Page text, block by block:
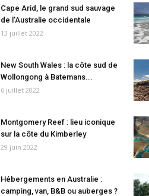
Cape Arid, le grand sud sauvage
de l’Australie occidentale
13 juillet 2022
New South Wales : la côte sud de
Wollongong à Batemans...
6 juillet 2022
Montgomery Reef : lieu iconique
sur la côte du Kimberley
29 juin 2022
Hébergements en Australie :
camping, van, B&B ou auberges ?